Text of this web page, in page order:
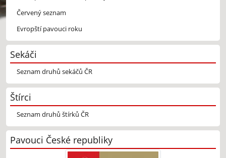
Červený seznam
Evropští pavouci roku
Sekáči
Seznam druhů sekáčů ČR
Štírci
Seznam druhů štírků ČR
Pavouci České republiky